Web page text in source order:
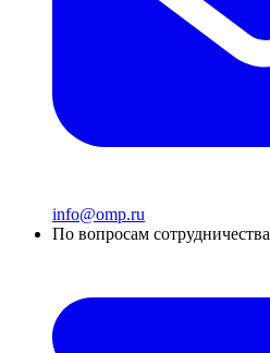
info@omp.ru
По вопросам сотрудничества